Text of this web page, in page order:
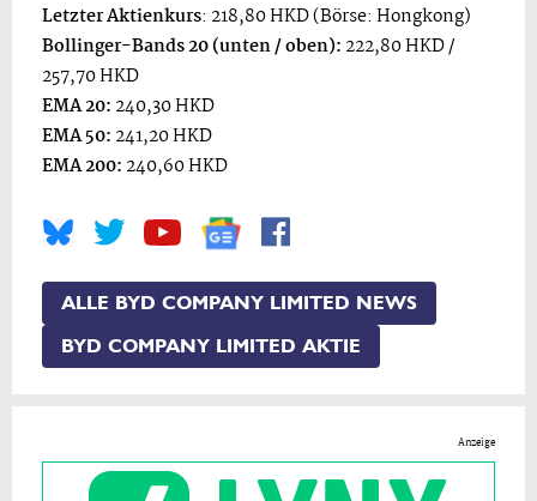
Letzter Aktienkurs: 218,80 HKD (Börse: Hongkong)
Bollinger-Bands 20 (unten / oben): 222,80 HKD /
257,70 HKD
EMA 20: 240,30 HKD
EMA 50: 241,20 HKD
EMA 200: 240,60 HKD
ALLE BYD COMPANY LIMITED NEWS
BYD COMPANY LIMITED AKTIE
Anzeige